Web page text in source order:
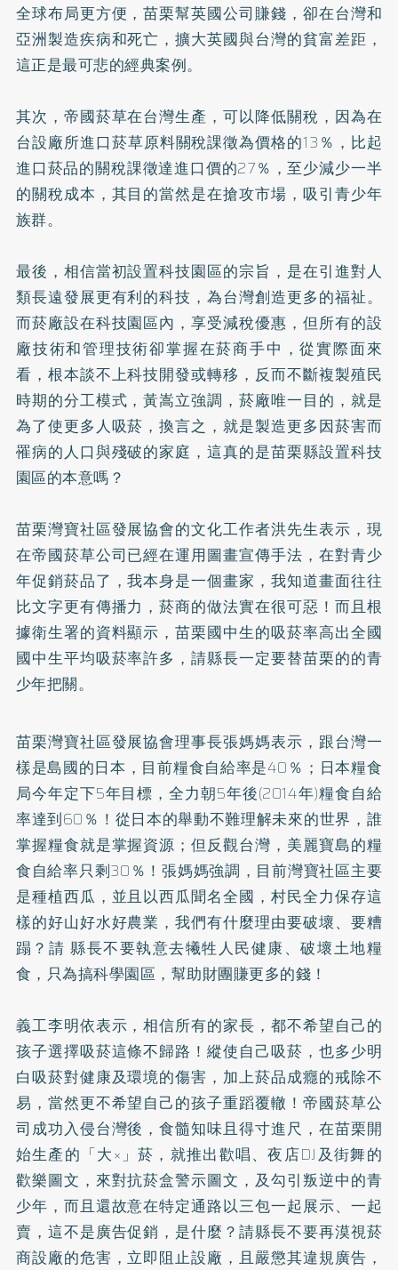
全球布局更方便，苗栗幫英國公司賺錢，卻在台灣和
亞洲製造疾病和死亡，擴大英國與台灣的貧富差距，
這正是最可悲的經典案例。
其次，帝國菸草在台灣生產，可以降低關稅，因為在
台設廠所進口菸草原料關稅課徵為價格的13％，比起
進口菸品的關稅課徵達進口價的27％，至少減少一半
的關稅成本，其目的當然是在搶攻市場，吸引青少年
族群。
最後，相信當初設置科技園區的宗旨，是在引進對人
類長遠發展更有利的科技，為台灣創造更多的福祉。
而菸廠設在科技園區內，享受減稅優惠，但所有的設
廠技術和管理技術卻掌握在菸商手中，從實際面來
看，根本談不上科技開發或轉移，反而不斷複製殖民
時期的分工模式，黃嵩立強調，菸廠唯一目的，就是
為了使更多人吸菸，換言之，就是製造更多因菸害而
罹病的人口與殘破的家庭，這真的是苗栗縣設置科技
園區的本意嗎？
苗栗灣寶社區發展協會的文化工作者洪先生表示，現
在帝國菸草公司已經在運用圖畫宣傳手法，在對青少
年促銷菸品了，我本身是一個畫家，我知道畫面往往
比文字更有傳播力，菸商的做法實在很可惡！而且根
據衛生署的資料顯示，苗栗國中生的吸菸率高出全國
國中生平均吸菸率許多，請縣長一定要替苗栗的的青
少年把關。
苗栗灣寶社區發展協會理事長張媽媽表示，跟台灣一
樣是島國的日本，目前糧食自給率是40％；日本糧食
局今年定下5年目標，全力朝5年後(2014年)糧食自給
率達到60％！從日本的舉動不難理解未來的世界，誰
掌握糧食就是掌握資源；但反觀台灣，美麗寶島的糧
食自給率只剩30％！張媽媽強調，目前灣寶社區主要
是種植西瓜，並且以西瓜聞名全國，村民全力保存這
樣的好山好水好農業，我們有什麼理由要破壞、要糟
蹋？請 縣長不要執意去犧牲人民健康、破壞土地糧
食，只為搞科學園區，幫助財團賺更多的錢！
義工李明依表示，相信所有的家長，都不希望自己的
孩子選擇吸菸這條不歸路！縱使自己吸菸，也多少明
白吸菸對健康及環境的傷害，加上菸品成癮的戒除不
易，當然更不希望自己的孩子重蹈覆轍！帝國菸草公
司成功入侵台灣後，食髓知味且得寸進尺，在苗栗開
始生產的「大×」菸，就推出歡唱、夜店DJ及街舞的
歡樂圖文，來對抗菸盒警示圖文，及勾引叛逆中的青
少年，而且還故意在特定通路以三包一起展示、一起
賣，這不是廣告促銷，是什麼？請縣長不要再漠視菸
商設廠的危害，立即阻止設廠，且嚴懲其違規廣告，